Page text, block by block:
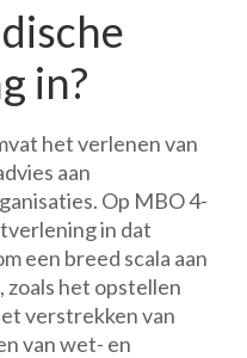
in?
het verlenen van
aan
Op MBO 4-
in dat
een breed scala aan
het opstellen
verstrekken van
van wet- en